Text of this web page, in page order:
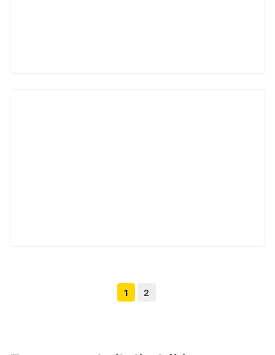
Vorige pagina knop
1 2